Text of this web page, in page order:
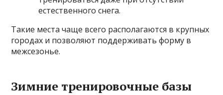
естественного снега.
Такие места чаще всего располагаются в крупных
городах и позволяют поддерживать форму в
межсезонье.
Зимние тренировочные базы